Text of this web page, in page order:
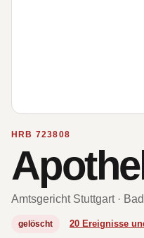
HRB 723808
Amtsgericht Stuttgart ·
gelöscht 20 Ereignisse